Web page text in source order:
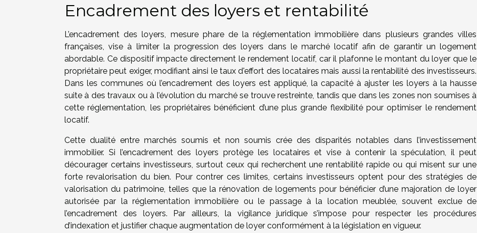
Encadrement des loyers et rentabilité
L’encadrement des loyers, mesure phare de la réglementation immobilière dans plusieurs grandes villes
françaises, vise à limiter la progression des loyers dans le marché locatif afin de garantir un logement
abordable. Ce dispositif impacte directement le rendement locatif, car il plafonne le montant du loyer que le
propriétaire peut exiger, modifiant ainsi le taux d'effort des locataires mais aussi la rentabilité des investisseurs.
Dans les communes où l’encadrement des loyers est appliqué, la capacité à ajuster les loyers à la hausse
suite à des travaux ou à l’évolution du marché se trouve restreinte, tandis que dans les zones non soumises à
cette réglementation, les propriétaires bénéficient d’une plus grande flexibilité pour optimiser le rendement
locatif.
Cette dualité entre marchés soumis et non soumis crée des disparités notables dans l’investissement
immobilier. Si l’encadrement des loyers protège les locataires et vise à contenir la spéculation, il peut
décourager certains investisseurs, surtout ceux qui recherchent une rentabilité rapide ou qui misent sur une
forte revalorisation du bien. Pour contrer ces limites, certains investisseurs optent pour des stratégies de
valorisation du patrimoine, telles que la rénovation de logements pour bénéficier d’une majoration de loyer
autorisée par la réglementation immobilière ou le passage à la location meublée, souvent exclue de
l’encadrement des loyers. Par ailleurs, la vigilance juridique s’impose pour respecter les procédures
d’indexation et justifier chaque augmentation de loyer conformément à la législation en vigueur.